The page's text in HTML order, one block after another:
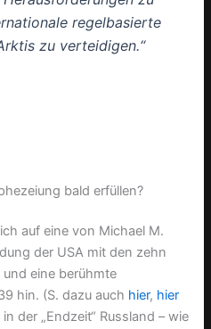
regelbasierte
zu verteidigen.“
bald erfüllen?
auf eine von Michael M.
der USA mit den zehn
eine berühmte
hin. (S. dazu auch hier, hier
der „Endzeit“ Russland – wie